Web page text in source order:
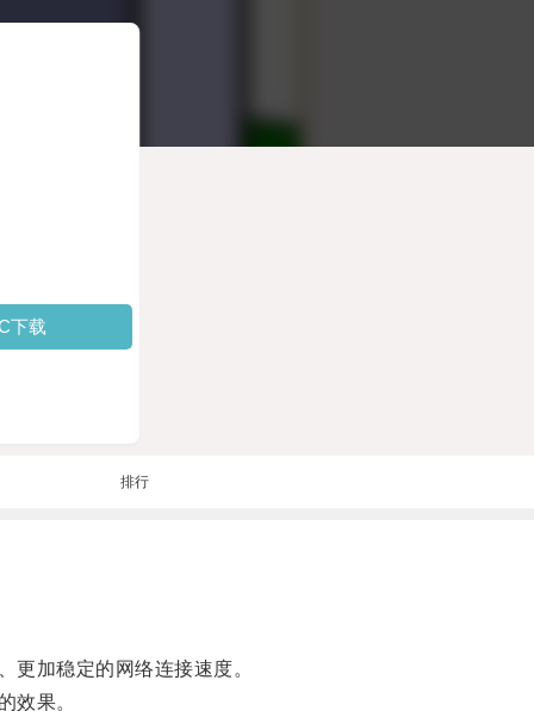
下载
排行
加稳定的网络连接速度。
效果。